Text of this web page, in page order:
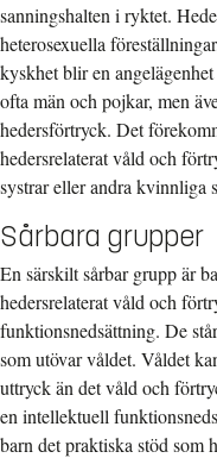
sanningshalten i ryktet.
heterosexuella
kyskhet blir en
ofta män och pojkar, men
hedersförtryck. Det
hedersrelaterat våld och
systrar eller andra kvinnliga
Sårbara grupper
En särskilt sårbar grupp är
hedersrelaterat våld och
funktionsnedsättning. De
som utövar våldet. Våldet
uttryck än det våld och
en intellektuell
barn det praktiska stöd som